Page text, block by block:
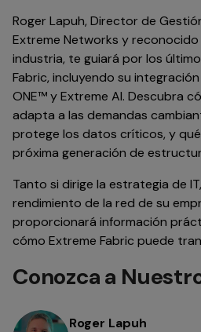
Roger Lapuh, Director de
Extreme Networks y
industria, te guiará por los
Fabric, incluyendo su
ONE™ y Extreme AI. Descubra
adapta a las demandas
protege los datos críticos, y
próxima generación de
Tanto si dirige la estrategia de
rendimiento de la red de su
proporcionará información
cómo Extreme Fabric puede
Conozca a
Roger Lapuh